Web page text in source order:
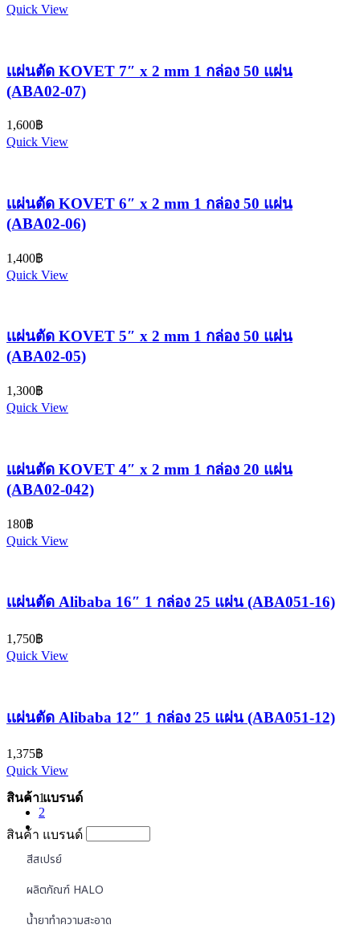
Quick View
เเผ่นตัด KOVET 7″ x 2 mm 1 กล่อง 50 แผ่น
(ABA02-07)
1,600฿
Quick View
เเผ่นตัด KOVET 6″ x 2 mm 1 กล่อง 50 แผ่น
(ABA02-06)
1,400฿
Quick View
เเผ่นตัด KOVET 5″ x 2 mm 1 กล่อง 50 แผ่น
(ABA02-05)
1,300฿
Quick View
เเผ่นตัด KOVET 4″ x 2 mm 1 กล่อง 20 แผ่น
(ABA02-042)
180฿
Quick View
เเผ่นตัด Alibaba 16″ 1 กล่อง 25 แผ่น (ABA051-16)
1,750฿
Quick View
เเผ่นตัด Alibaba 12″ 1 กล่อง 25 แผ่น (ABA051-12)
1,375฿
Quick View
1
2
สินค้า แบรนด์
สินค้า แบรนด์
สีสเปรย์
ผลิตภัณฑ์ HALO
น้ำยาทำความสะอาด